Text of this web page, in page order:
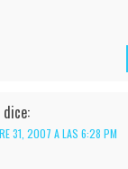
dice:
31, 2007 A LAS 6:28 PM